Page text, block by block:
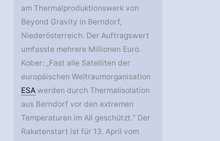
am Thermalproduktionswerk von
Beyond Gravity in Berndorf,
Niederösterreich. Der Auftragswert
umfasste mehrere Millionen Euro.
Kober: „Fast alle Satelliten der
europäischen Weltraumorganisation
ESA werden durch Thermalisolation
aus Berndorf vor den extremen
Temperaturen im All geschützt.“ Der
Raketenstart ist für 13. April vom